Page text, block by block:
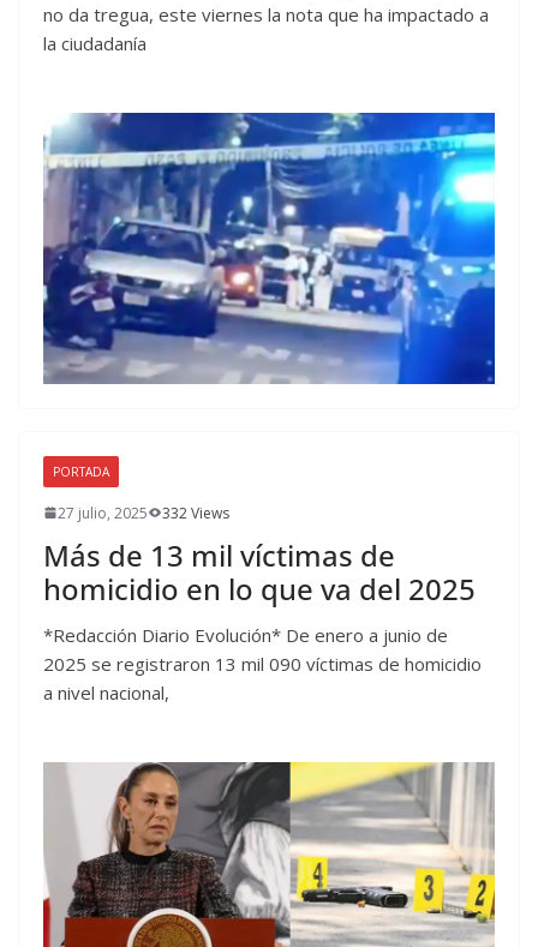
no da tregua, este viernes la nota que ha impactado a
la ciudadanía
PORTADA
27 julio, 2025 332 Views
Más de 13 mil víctimas de
homicidio en lo que va del 2025
*Redacción Diario Evolución* De enero a junio de
2025 se registraron 13 mil 090 víctimas de homicidio
a nivel nacional,